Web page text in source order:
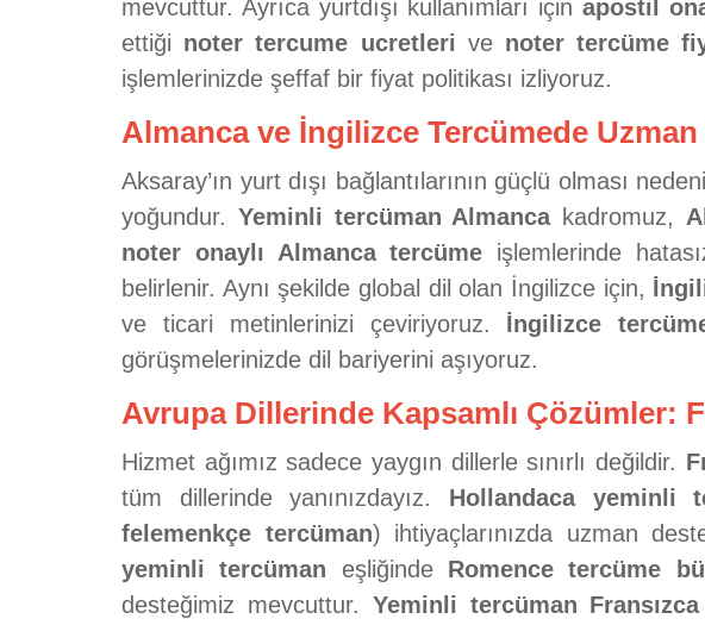
mevcuttur. Ayrıca yurtdışı kullanımları için apostil
ettiği noter tercume ucretleri ve noter tercüme
işlemlerinizde şeffaf bir fiyat politikası izliyoruz.
Almanca ve İngilizce Tercümede
Aksaray’ın yurt dışı bağlantılarının güçlü olması
yoğundur. Yeminli tercüman Almancakadromuz,
noter onaylı Almanca tercüme işlemlerinde
belirlenir. Aynı şekilde global dil olan İngilizce için,
ve ticari metinlerinizi çeviriyoruz. İngilizce
görüşmelerinizde dil bariyerini aşıyoruz.
Avrupa Dillerinde Kapsamlı Çözümler:
Hizmet ağımız sadece yaygın dillerle sınırlı değildir.
tüm dillerinde yanınızdayız. Hollandaca yeminli
felemenkçe tercüman) ihtiyaçlarınızda uzman
yeminli tercüman eşliğinde Romence tercüme
desteğimiz mevcuttur. Yeminli tercüman Fransızca